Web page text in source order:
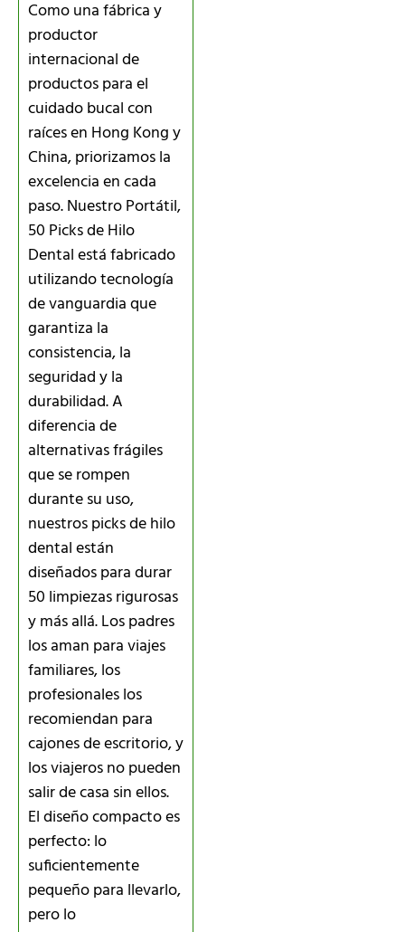
Como una fábrica y
productor
internacional de
productos para el
cuidado bucal con
raíces en Hong Kong y
China, priorizamos la
excelencia en cada
paso. Nuestro Portátil,
50 Picks de Hilo
Dental está fabricado
utilizando tecnología
de vanguardia que
garantiza la
consistencia, la
seguridad y la
durabilidad. A
diferencia de
alternativas frágiles
que se rompen
durante su uso,
nuestros picks de hilo
dental están
diseñados para durar
50 limpiezas rigurosas
y más allá. Los padres
los aman para viajes
familiares, los
profesionales los
recomiendan para
cajones de escritorio, y
los viajeros no pueden
salir de casa sin ellos.
El diseño compacto es
perfecto: lo
suficientemente
pequeño para llevarlo,
pero lo